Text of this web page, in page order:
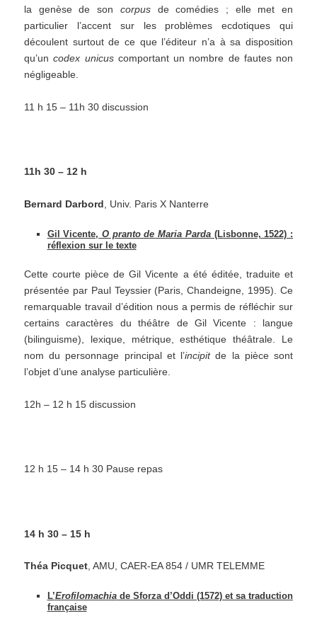
la genèse de son corpusde comédies ; elle met en
particulier l’accent sur les problèmes ecdotiques qui
découlent surtout de ce que l’éditeur n’a à sa disposition
qu’uncodex unicuscomportant un nombre de fautes non
négligeable.
11 h 15 – 11h 30 discussion
11h 30 – 12 h
Bernard Darbord , Univ. Paris X Nanterre
Gil Vicente, O pranto de Maria Parda(Lisbonne, 1522) :
réflexion sur le texte
Cette courte pièce de Gil Vicente a été éditée, traduite et
présentée par Paul Teyssier (Paris, Chandeigne, 1995). Ce
remarquable travail d’édition nous a permis de réfléchir sur
certains caractères du théâtre de Gil Vicente : langue
(bilinguisme), lexique, métrique, esthétique théâtrale. Le
nom du personnage principal et l’incipitde la pièce sont
l’objet d’une analyse particulière.
12h – 12 h 15 discussion
12 h 15 – 14 h 30 Pause repas
14 h 30 – 15 h
Théa Picquet, AMU, CAER-EA 854 / UMR TELEMME
L’Erofilomachiade Sforza d’Oddi (1572) et sa traduction
française